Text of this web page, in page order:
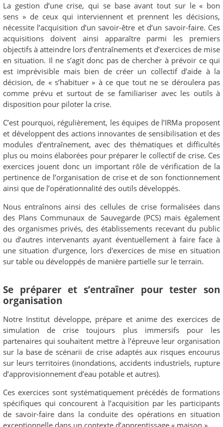
La gestion d’une crise, qui se base avant tout sur le « bon
sens » de ceux qui interviennent et prennent les décisions,
nécessite l’acquisition d’un savoir-être et d’un savoir-faire. Ces
acquisitions doivent ainsi apparaître parmi les premiers
objectifs à atteindre lors d’entraînements et d’exercices de mise
en situation. Il ne s’agit donc pas de chercher à prévoir ce qui
est imprévisible mais bien de créer un collectif d’aide à la
décision, de « s’habituer » à ce que tout ne se déroulera pas
comme prévu et surtout de se familiariser avec les outils à
disposition pour piloter la crise.
C’est pourquoi, régulièrement, les équipes de l’IRMa proposent
et développent des actions innovantes de sensibilisation et des
modules d’entraînement, avec des thématiques et difficultés
plus ou moins élaborées pour préparer le collectif de crise. Ces
exercices jouent donc un important rôle de vérification de la
pertinence de l’organisation de crise et de son fonctionnement
ainsi que de l’opérationnalité des outils développés.
Nous entraînons ainsi des cellules de crise formalisées dans
des Plans Communaux de Sauvegarde (PCS) mais également
des organismes privés, des établissements recevant du public
ou d’autres intervenants ayant éventuellement à faire face à
une situation d’urgence, lors d'exercices de mise en situation
sur table ou développés de manière partielle sur le terrain.
Se préparer et s’entraîner pour tester son
organisation
Notre Institut développe, prépare et anime des exercices de
simulation de crise toujours plus immersifs pour les
partenaires qui souhaitent mettre à l’épreuve leur organisation
sur la base de scénarii de crise adaptés aux risques encourus
sur leurs territoires (inondations, accidents industriels, rupture
d’approvisionnement d’eau potable et autres).
Ces exercices sont systématiquement précédés de formations
spécifiques qui concourent à l’acquisition par les participants
de savoir-faire dans la conduite des opérations en situation